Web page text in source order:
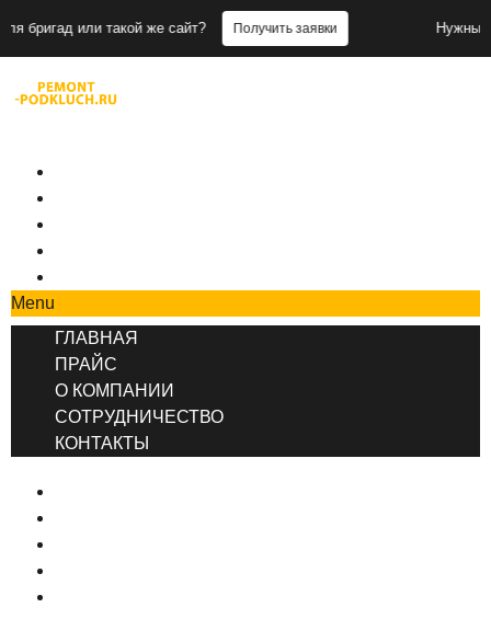
такой же сайт? Получить заявки Нужны заявки для
Menu
ГЛАВНАЯ
ПРАЙС
О КОМПАНИИ
СОТРУДНИЧЕСТВО
КОНТАКТЫ